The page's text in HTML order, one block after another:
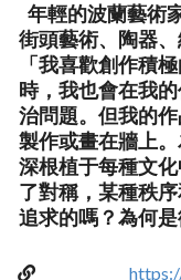
年輕的波蘭藝術
街頭藝術、陶器
「我喜歡創作積
時，我也會在我
治問題。但我的
製作或畫在牆上
深根植于每種文
了對稱，某種秩
追求的嗎？為何